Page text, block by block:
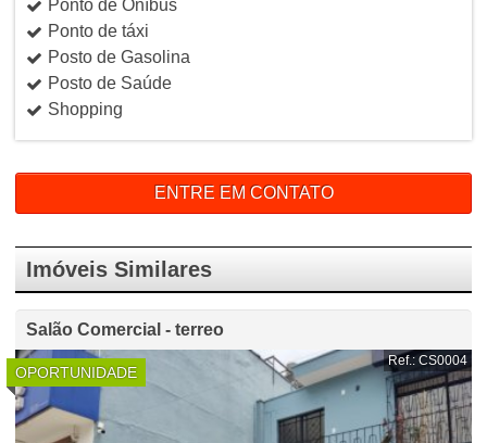
Ponto de Oníbus
Ponto de táxi
Posto de Gasolina
Posto de Saúde
Shopping
ENTRE EM CONTATO
Imóveis Similares
Salão Comercial - terreo
OPORTUNIDADE
Ref.: CS0004